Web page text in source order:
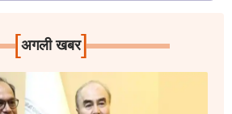
[अगली खबर]